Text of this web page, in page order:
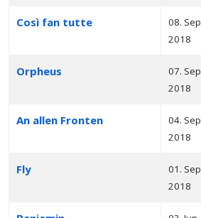
Così fan tutte
08. Sep
2018
Orpheus
07. Sep
2018
An allen Fronten
04. Sep
2018
Fly
01. Sep
2018